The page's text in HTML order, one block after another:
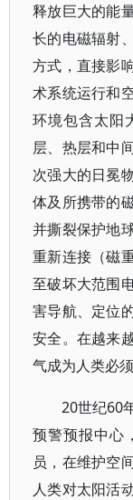
释放巨大的能
长的电磁辐射
方式，直接影
术系统运行和
环境包含太阳
层、热层和中
次强大的日冕
体及所携带的
并撕裂保护地
重新连接（磁
至破坏大范围
害导航、定位
安全。在越来
气成为人类必
20世纪60
预警预报中心
员，在维护空
人类对太阳活